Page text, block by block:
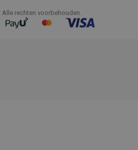
rechten voorbehouden.